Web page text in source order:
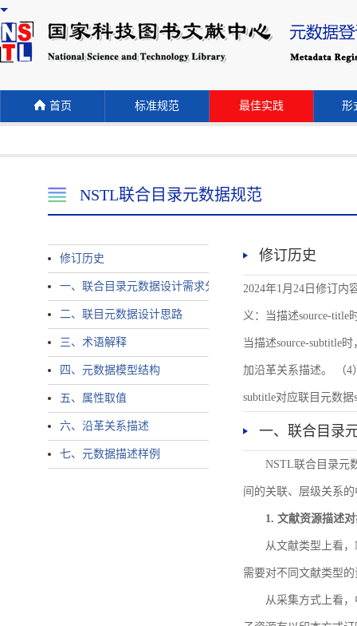
首页 标准规范 最佳实践 形
NSTL联合目录元数据规范
修订历史
一、联合目录元数据设计需求分析
二、联目元数据设计思路
三、术语解释
四、元数据模型结构
五、属性取值
六、沿革关系描述
七、元数据描述样例
修订历史
2024年1月24日修订内
义：当描述source-title
当描述source-subtitle
加沿革关系描述。 （4
subtitle对应联目元数据
一、联合目录
NSTL联合目录元
间的关联、层级关系
1. 文献资源描述
从文献类型上看
需要对不同文献类型
从采集方式上看